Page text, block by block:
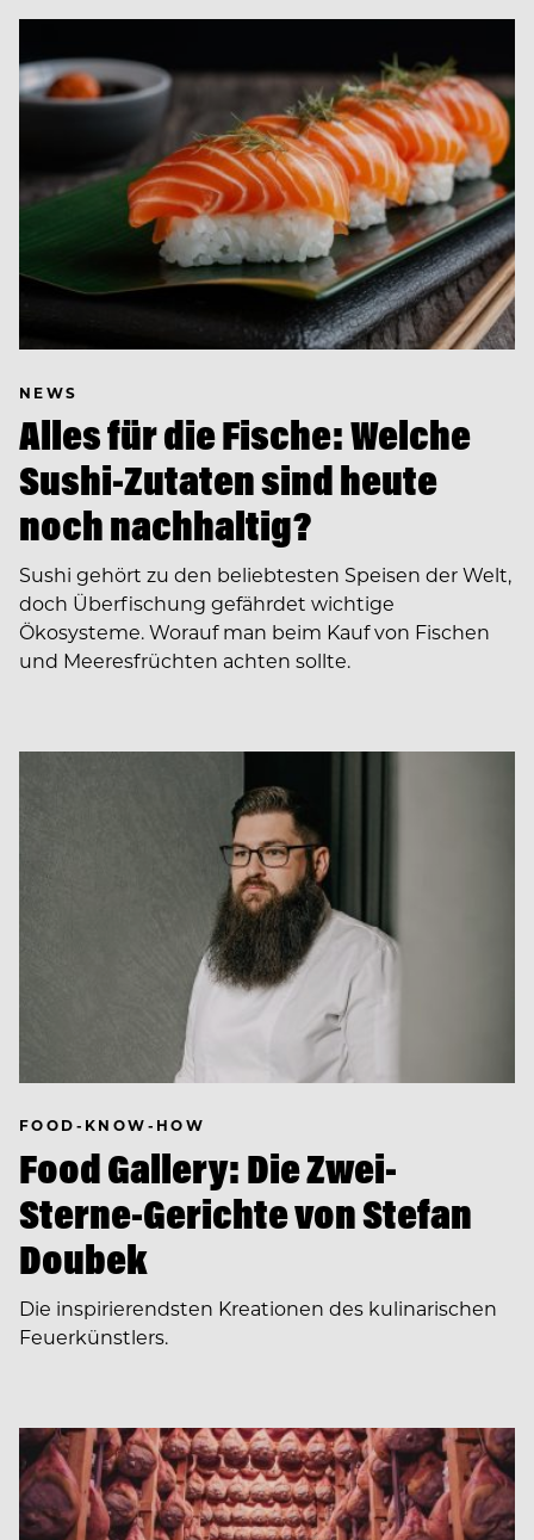
NEWS
Alles für die Fische: Welche
Sushi-Zutaten sind heute
noch nachhaltig?
Sushi gehört zu den beliebtesten Speisen der Welt,
doch Überfischung gefährdet wichtige
Ökosysteme. Worauf man beim Kauf von Fischen
und Meeresfrüchten achten sollte.
FOOD-KNOW-HOW
Food Gallery: Die Zwei-
Sterne-Gerichte von Stefan
Doubek
Die inspirierendsten Kreationen des kulinarischen
Feuerkünstlers.